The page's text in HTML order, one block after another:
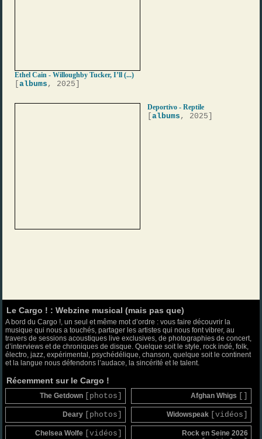
Ethel Cain - Willoughby Tucker, I’ll (...)
[albums , 2025]
Deportivo - Reptile
[albums , 2025]
Le Cargo ! : Webzine musical (mais pas que)
A bord du Cargo !, un seul et même mot d’ordre : vous faire découvrir la
musique qui nous a touchés, partager les artistes qui nous font vibrer, au
travers de sessions acoustiques live exclusives, de photographies de concert,
d’interviews et de chroniques de disque. Quelque soit le style, rock indé, folk,
électro, jazz, expérimental, psychédélique, chanson, quelque soit le continent
et la langue nous défendons l’audace, la sincérité et le talent.
Récemment sur le Cargo !
The Getdown [photos] Afghan Whigs
Deary [photos] Widowspeak [vidéos]
Chelsea Wolfe [vidéos] Rock en Seine 2026